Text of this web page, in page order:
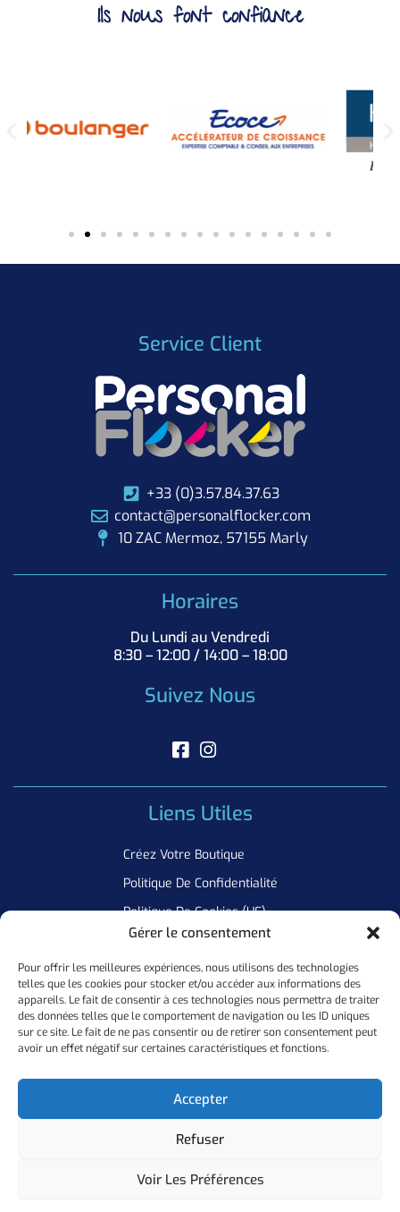
Gérer le consentement
Pour offrir les meilleures expériences, nous utilisons des technologies
telles que les cookies pour stocker et/ou accéder aux informations des
appareils. Le fait de consentir à ces technologies nous permettra de traiter
des données telles que le comportement de navigation ou les ID uniques
sur ce site. Le fait de ne pas consentir ou de retirer son consentement peut
avoir un effet négatif sur certaines caractéristiques et fonctions.
Accepter
Refuser
Voir Les Préférences
Ils nous font confiance
Service Client
+33 (0)3.57.84.37.63
contact@personalflocker.com
10 ZAC Mermoz, 57155 Marly
Horaires
Du Lundi au Vendredi
8:30 – 12:00 / 14:00 – 18:00
Suivez Nous
Liens Utiles
Créez Votre Boutique
Politique De Confidentialité
Politique De Cookies (UE)
Newsletter
Inscrivez Vous A Notre Newsletter Pour Ne Manquer Aucune De
Nos Offres
Ok
Personal Flocker • Website By Elixir Lab